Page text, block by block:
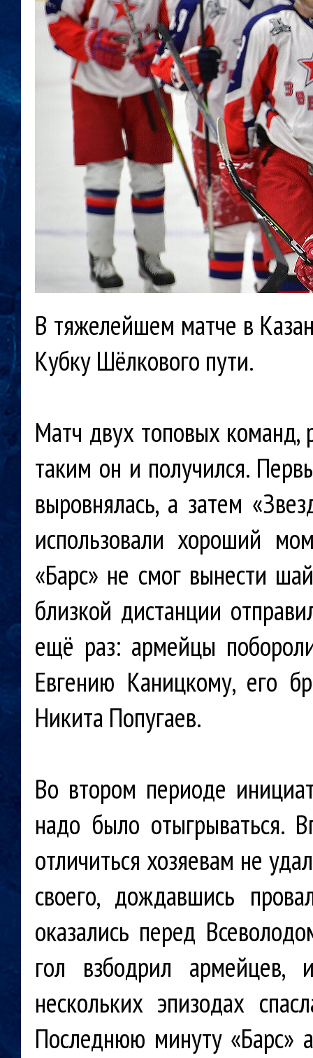
В тяжелейшем матче в
Кубку Шёлкового пути.
Матч двух топовых
таким он и получился.
выровнялась, а затем
использовали хороший
«Барс» не смог вынести
близкой дистанции
ещё раз: армейцы
Евгению Каницкому, его
Никита Попугаев.
Во втором периоде
надо было отыгрываться.
отличиться хозяевам не
своего, дождавшись
оказались перед
гол взбодрил
нескольких эпизодах
Последнюю минуту «Барс»